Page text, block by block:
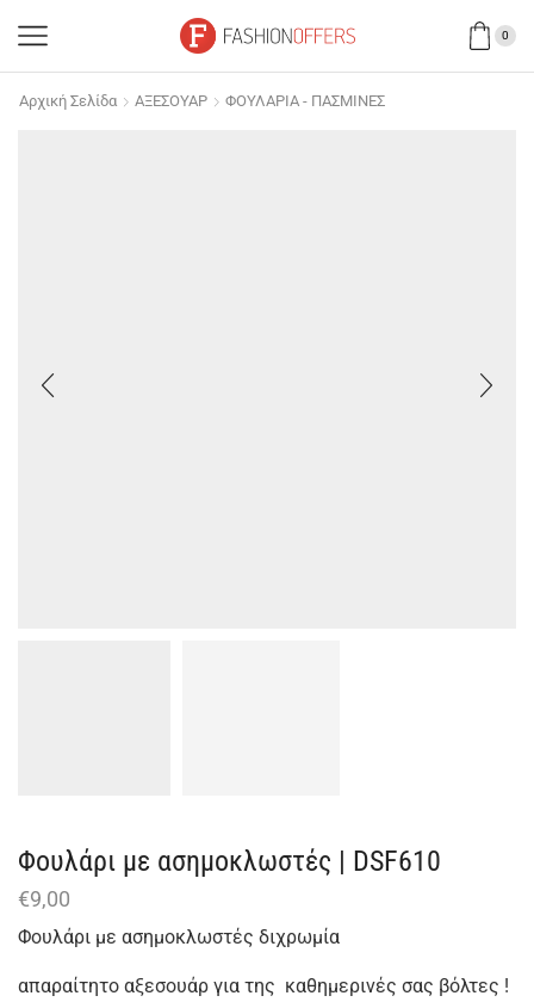
0
Αρχική Σελίδα ΑΞΕΣΟΥΑΡ ΦΟΥΛΑΡΙΑ - ΠΑΣΜΙΝΕΣ
Φουλάρι με ασημοκλωστές | DSF610
€9,00
Φουλάρι με ασημοκλωστές διχρωμία
απαραίτητο αξεσουάρ για της καθημερινές σας βόλτες !